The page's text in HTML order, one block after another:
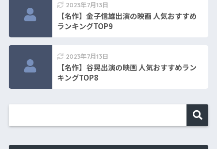
2023年7月13日
【名作】金子信雄出演の映画 人気おすすめ
ランキングTOP9
2023年7月13日
【名作】谷晃出演の映画 人気おすすめラン
キングTOP8